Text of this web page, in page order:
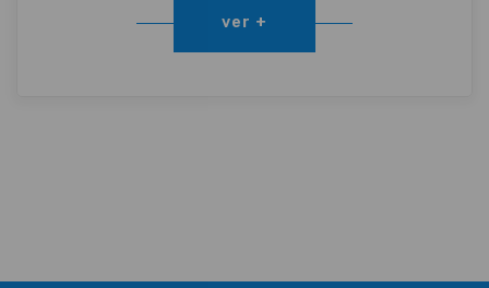
ver +